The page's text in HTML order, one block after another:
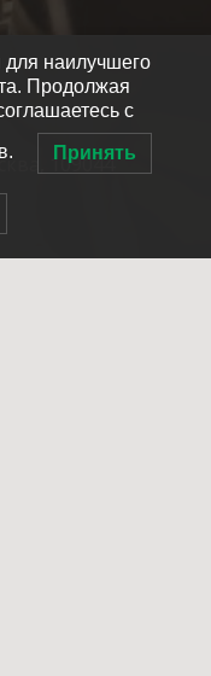
109044
наилучшего
Продолжая
с
Принять